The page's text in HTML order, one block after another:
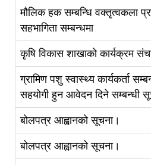
मौलिक हक सम्बन्धि वक्तृत्वकला
सहभागिता सम्बन्धमा
कृषि विकास शाखाको कार्यक्रम
ग्रामिण पशु स्वास्थ्य कार्यकर्ता
सहयोगी हुन आवेदन दिने सम्बन्धी
बोलपत्र आह्वानको सूचना।
बोलपत्र आह्वानको सूचना।